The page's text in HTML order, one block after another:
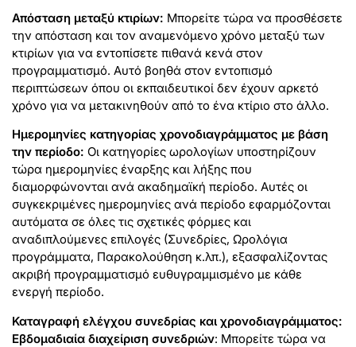
Απόσταση μεταξύ κτιρίων: Μπορείτε τώρα να προσθέσετε
την απόσταση και τον αναμενόμενο χρόνο μεταξύ των
κτιρίων για να εντοπίσετε πιθανά κενά στον
προγραμματισμό. Αυτό βοηθά στον εντοπισμό
περιπτώσεων όπου οι εκπαιδευτικοί δεν έχουν αρκετό
χρόνο για να μετακινηθούν από το ένα κτίριο στο άλλο.
Ημερομηνίες κατηγορίας χρονοδιαγράμματος με βάση
την περίοδο: Οι κατηγορίες ωρολογίων υποστηρίζουν
τώρα ημερομηνίες έναρξης και λήξης που
διαμορφώνονται ανά ακαδημαϊκή περίοδο. Αυτές οι
συγκεκριμένες ημερομηνίες ανά περίοδο εφαρμόζονται
αυτόματα σε όλες τις σχετικές φόρμες και
αναδιπλούμενες επιλογές (Συνεδρίες, Ωρολόγια
προγράμματα, Παρακολούθηση κ.λπ.), εξασφαλίζοντας
ακριβή προγραμματισμό ευθυγραμμισμένο με κάθε
ενεργή περίοδο.
Καταγραφή ελέγχου συνεδρίας και χρονοδιαγράμματος:
Εβδομαδιαία διαχείριση συνεδριών: Μπορείτε τώρα να